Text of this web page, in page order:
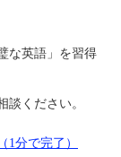
な英語」を習得
談ください。
分で完了）